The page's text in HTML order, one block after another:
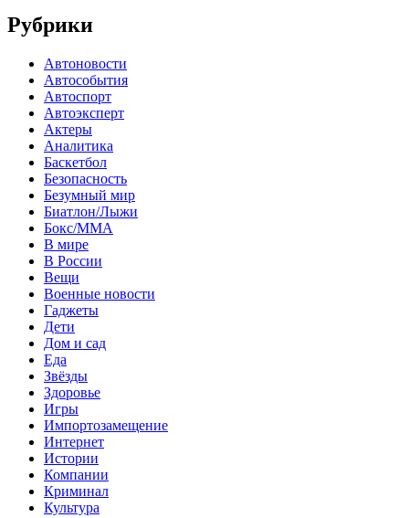
Рубрики
Автоновости
Автособытия
Автоспорт
Автоэксперт
Актеры
Аналитика
Баскетбол
Безопасность
Безумный мир
Биатлон/Лыжи
Бокс/MMA
В мире
В России
Вещи
Военные новости
Гаджеты
Дети
Дом и сад
Еда
Звёзды
Здоровье
Игры
Импортозамещение
Интернет
Истории
Компании
Криминал
Культура